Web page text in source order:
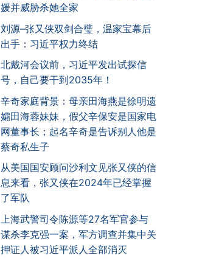
媛并威胁杀她全家
刘源–张又侠双剑合璧，温家宝幕后
出手：习近平权力终结
北戴河会议前，习近平发出试探信
号，自己要干到2035年！
辛奇家庭背景：母亲田海燕是徐明遗
孀田海蓉妹妹，假父辛保安是国家电
网董事长；起名辛奇是告诉别人他是
蔡奇私生子
从美国国安顾问沙利文见张又侠的信
息来看，张又侠在2024年已经掌握
了军队
上海武警司令陈源等27名军官参与
谋杀李克强一案，军方调查并集中关
押证人被习近平派人全部消灭